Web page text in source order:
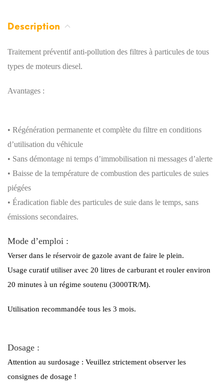
Description
Traitement préventif anti-pollution des filtres à particules de tous
types de moteurs diesel.
Avantages :
• Régénération permanente et complète du filtre en conditions
d’utilisation du véhicule
• Sans démontage ni temps d’immobilisation ni messages d’alerte
• Baisse de la température de combustion des particules de suies
piégées
• Éradication fiable des particules de suie dans le temps, sans
émissions secondaires.
Mode d’emploi :
Verser dans le réservoir de gazole avant de faire le plein.
Usage curatif utiliser avec 20 litres de carburant et rouler environ
20 minutes à un régime soutenu (3000TR/M).
Utilisation recommandée tous les 3 mois.
Dosage :
Attention au surdosage : Veuillez strictement observer les
consignes de dosage !